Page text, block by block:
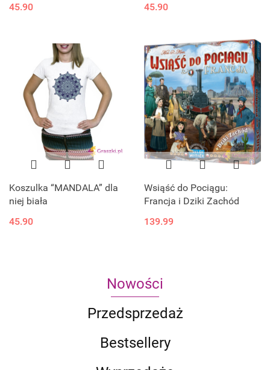
45.90
45.90
Koszulka “MANDALA” dla
niej biała
45.90
Wsiąść do Pociągu:
Francja i Dziki Zachód
139.99
Nowości
Przedsprzedaż
Bestsellery